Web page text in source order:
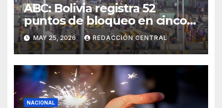
ABC: Bolivia registra 52
puntos de bloqueo en cinco
departamentos
MAY 25, 2026 REDACCIÓN CENTRAL
NACIONAL